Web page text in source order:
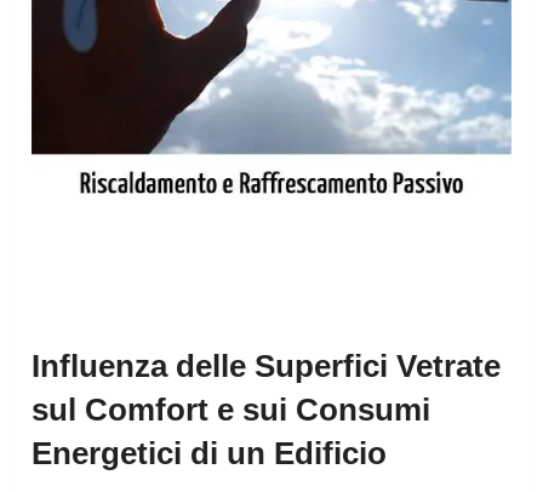
Influenza delle Superfici Vetrate
sul Comfort e sui Consumi
Energetici di un Edificio